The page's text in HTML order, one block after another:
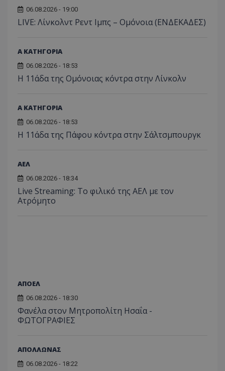
06.08.2026 - 19:00
LIVE: Λίνκολντ Ρεντ Ιμπς – Ομόνοια (ΕΝΔΕΚΑΔΕΣ)
Α ΚΑΤΗΓΟΡΙΑ
06.08.2026 - 18:53
Η 11άδα της Ομόνοιας κόντρα στην Λίνκολν
Α ΚΑΤΗΓΟΡΙΑ
06.08.2026 - 18:53
Η 11άδα της Πάφου κόντρα στην Σάλτσμπουργκ
ΑΕΛ
06.08.2026 - 18:34
Live Streaming: Το φιλικό της ΑΕΛ με τον
Ατρόμητο
ΑΠΟΕΛ
06.08.2026 - 18:30
Φανέλα στον Μητροπολίτη Ησαΐα -
ΦΩΤΟΓΡΑΦΙΕΣ
ΑΠΟΛΛΩΝΑΣ
06.08.2026 - 18:22